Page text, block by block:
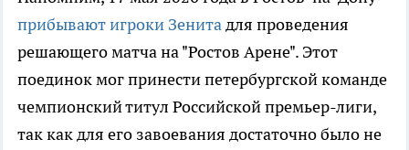
прибывают игроки Зенитадля проведения
решающего матча на "Ростов Арене". Этот
поединок мог принести петербургской команде
чемпионский титул Российской премьер-лиги,
так как для его завоевания достаточно было не